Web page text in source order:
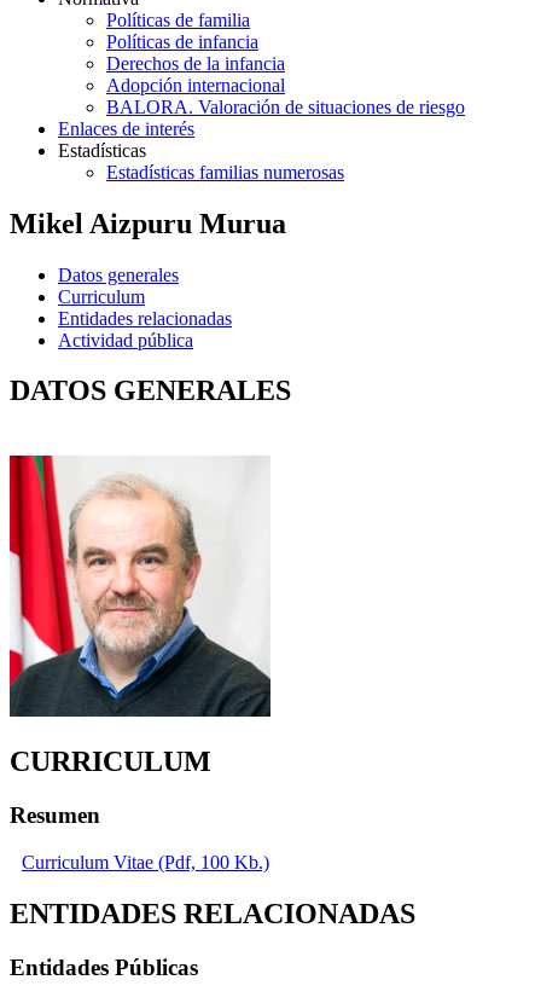
Políticas de familia
Políticas de infancia
Derechos de la infancia
Adopción internacional
BALORA. Valoración de situaciones de riesgo
Enlaces de interés
Estadísticas
Estadísticas familias numerosas
Mikel Aizpuru Murua
Datos generales
Curriculum
Entidades relacionadas
Actividad pública
DATOS GENERALES
CURRICULUM
Resumen
Curriculum Vitae (Pdf, 100 Kb.)
ENTIDADES RELACIONADAS
Entidades Públicas